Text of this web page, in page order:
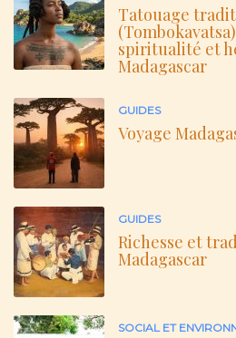
Tatouage
spiritualité et
Madagascar
GUIDES
Voyage
GUIDES
Richesse et
Madagascar
SOCIAL ET